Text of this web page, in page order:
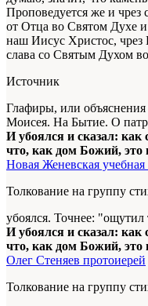
Проповедуется же и
от Отца во Святом Духе
наш Иисус Христос,
слава со Святым Духом
Источник
Глафиры, или
Моисея. На Бытие. О
И убоялся и сказал: как
что, как дом Божий, это
Новая Женевская
Толкование на группу
убоялся. Точнее: "ощутил
И убоялся и сказал: как
что, как дом Божий, это
Олег Стеняев протоиерей
Толкование на группу